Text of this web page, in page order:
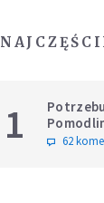
1
intencji
62